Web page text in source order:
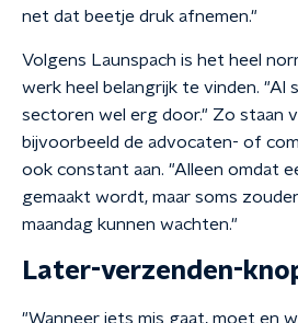
net dat beetje druk afnemen."
Volgens Launspach is het heel
werk heel belangrijk te vinden. "Al
sectoren wel erg door." Zo staan
bijvoorbeeld de advocaten- of
ook constant aan. "Alleen omdat
gemaakt wordt, maar soms
maandag kunnen wachten."
Later-verzenden-
"Wanneer iets mis gaat, moet en